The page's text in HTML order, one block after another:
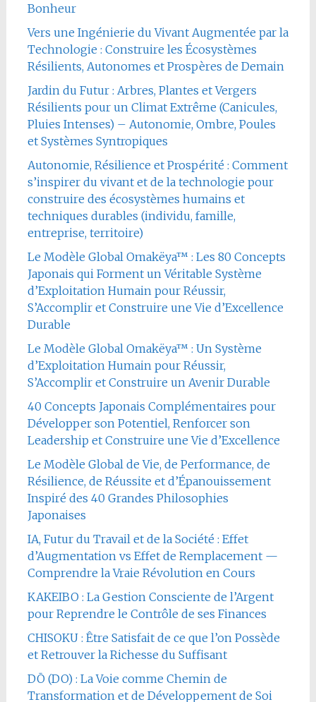
Bonheur
Vers une Ingénierie du Vivant Augmentée par la
Technologie : Construire les Écosystèmes
Résilients, Autonomes et Prospères de Demain
Jardin du Futur : Arbres, Plantes et Vergers
Résilients pour un Climat Extrême (Canicules,
Pluies Intenses) – Autonomie, Ombre, Poules
et Systèmes Syntropiques
Autonomie, Résilience et Prospérité : Comment
s’inspirer du vivant et de la technologie pour
construire des écosystèmes humains et
techniques durables (individu, famille,
entreprise, territoire)
Le Modèle Global Omakëya™ : Les 80 Concepts
Japonais qui Forment un Véritable Système
d’Exploitation Humain pour Réussir,
S’Accomplir et Construire une Vie d’Excellence
Durable
Le Modèle Global Omakëya™ : Un Système
d’Exploitation Humain pour Réussir,
S’Accomplir et Construire un Avenir Durable
40 Concepts Japonais Complémentaires pour
Développer son Potentiel, Renforcer son
Leadership et Construire une Vie d’Excellence
Le Modèle Global de Vie, de Performance, de
Résilience, de Réussite et d’Épanouissement
Inspiré des 40 Grandes Philosophies
Japonaises
IA, Futur du Travail et de la Société : Effet
d’Augmentation vs Effet de Remplacement —
Comprendre la Vraie Révolution en Cours
KAKEIBO : La Gestion Consciente de l’Argent
pour Reprendre le Contrôle de ses Finances
CHISOKU : Être Satisfait de ce que l’on Possède
et Retrouver la Richesse du Suffisant
DŌ (DO) : La Voie comme Chemin de
Transformation et de Développement de Soi